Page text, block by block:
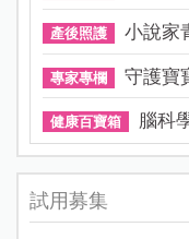
產後照護 小說家
專家專欄 守護寶
健康百寶箱 腦科
試用募集